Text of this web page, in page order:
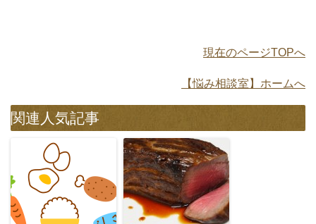
現在のページTOPへ
【悩み相談室】ホームへ
関連人気記事